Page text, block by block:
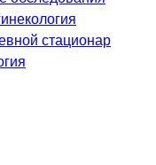
стационар